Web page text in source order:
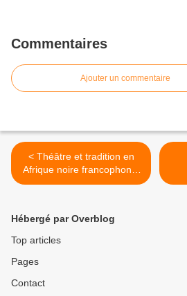
Commentaires
Ajouter un commentaire
< Théâtre et tradition en
Afrique noire francophone.
Exemple du théâtre
Hébergé par Overblog
Top articles
Pages
Contact